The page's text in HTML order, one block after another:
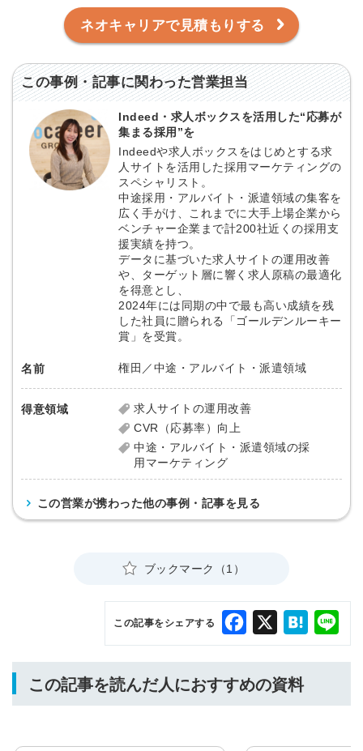
ネオキャリアで見積もりする
この事例・記事に関わった営業担当
Indeed・求人ボックスを活用した“応募が
集まる採用”を
Indeedや求人ボックスをはじめとする求
人サイトを活用した採用マーケティングの
スペシャリスト。
中途採用・アルバイト・派遣領域の集客を
広く手がけ、これまでに大手上場企業から
ベンチャー企業まで計200社近くの採用支
援実績を持つ。
データに基づいた求人サイトの運用改善
や、ターゲット層に響く求人原稿の最適化
を得意とし、
2024年には同期の中で最も高い成績を残
した社員に贈られる「ゴールデンルーキー
賞」を受賞。
名前 権田／中途・アルバイト・派遣領域
得意領域
求人サイトの運用改善
CVR（応募率）向上
中途・アルバイト・派遣領域の採
用マーケティング
この営業が携わった他の事例・記事を見る
ブックマーク（1）
この記事をシェアする Facebook Hatena
この記事を読んだ人におすすめの資料